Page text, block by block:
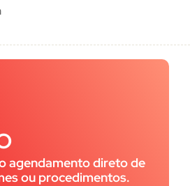
agendamento direto de
ou procedimentos.